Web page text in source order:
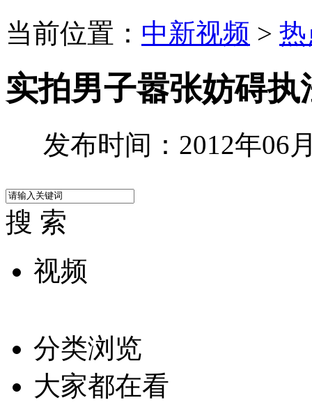
当前位置： 中新视频 >
实拍男子嚣张妨碍
发布时间：2012年06
搜 索
视频
分类浏览
大家都在看